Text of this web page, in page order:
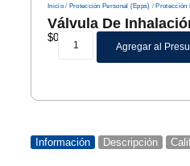
Inicio/ Protección Personal (Epps) / Protección
Válvula De
$0
Agregar al
Información Descripción